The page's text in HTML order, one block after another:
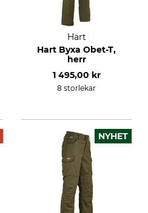
Hart
Hart Byxa Obet-T,
herr
1 495,00 kr
8 storlekar
NYHET